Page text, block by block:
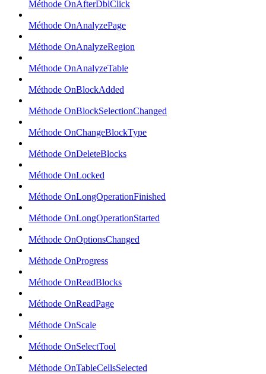
Méthode OnAfterDblClick
Méthode OnAnalyzePage
Méthode OnAnalyzeRegion
Méthode OnAnalyzeTable
Méthode OnBlockAdded
Méthode OnBlockSelectionChanged
Méthode OnChangeBlockType
Méthode OnDeleteBlocks
Méthode OnLocked
Méthode OnLongOperationFinished
Méthode OnLongOperationStarted
Méthode OnOptionsChanged
Méthode OnProgress
Méthode OnReadBlocks
Méthode OnReadPage
Méthode OnScale
Méthode OnSelectTool
Méthode OnTableCellsSelected